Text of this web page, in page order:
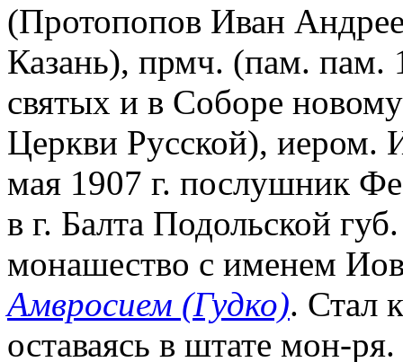
(Протопопов Иван
Казань), прмч. (пам. пам.
святых и в Соборе
Церкви Русской), иером.
мая 1907 г. послушник
в г. Балта Подольской
монашество с именем
Амвросием (Гудко). Стал
оставаясь в штате мон-